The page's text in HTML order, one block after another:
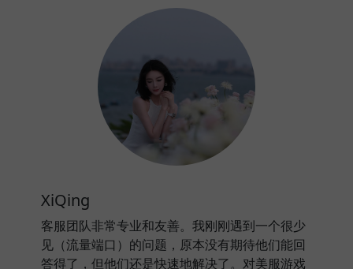
XiQing
客服团队非常专业和友善。我刚刚遇到一个很少
见（流量端口）的问题，原本没有期待他们能回
答得了，但他们还是快速地解决了。对美服游戏